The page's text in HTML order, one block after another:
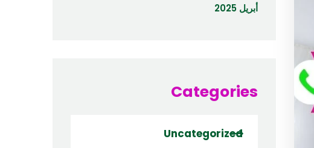
أبريل 2025
Categories
Uncategorized